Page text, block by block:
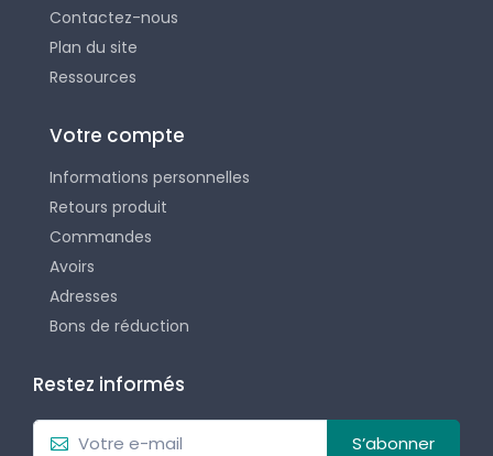
Contactez-nous
Plan du site
Ressources
Votre compte
Informations personnelles
Retours produit
Commandes
Avoirs
Adresses
Bons de réduction
Restez informés
S’abonner